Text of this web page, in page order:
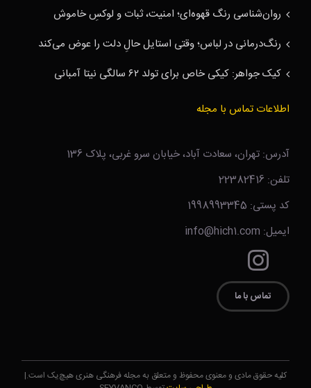
روان‌شناسی رنگ قهوه‌ای؛ امنیت، ثبات و لوکسِ خاموش
رنگ‌درمانی در لباس؛ وقتی استایل حالِ دلت را عوض می‌کند
کیک جواهر: کیکی خاص برای تولد ۶۲ سالگی نیتا آمبانی
اطلاعات تماس با مجله
آدرس: تهران، سعادت آباد، خیابان سرو غربی، پلاک 136
تلفن: 22382416
کد پستی: 1998993345
ایمیل: info@hich1.com
تماس با ما
کلیه حقوق مادی و معنوی محفوظ و متعلق به مجله فرهنگی هنری هیچ‌یک است.|